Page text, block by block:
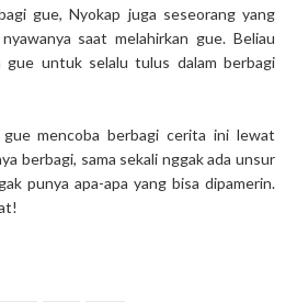
gue, Nyokap juga seseorang yang
saat melahirkan gue. Beliau
gue untuk selalu tulus dalam berbagi
mencoba berbagi cerita ini lewat
berbagi, sama sekali nggak ada unsur
punya apa-apa yang bisa dipamerin.